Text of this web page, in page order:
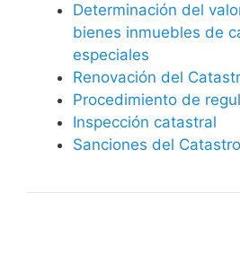
Determinación del
bienes inmuebles de
especiales
Renovación del
Procedimiento de
Inspección catastral
Sanciones del Catastro